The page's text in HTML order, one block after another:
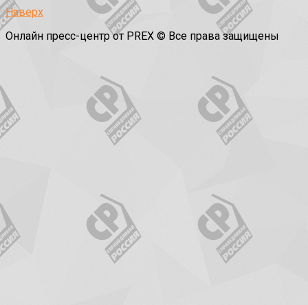
Наверх
Онлайн пресс-центр от PREX © Все права защищены